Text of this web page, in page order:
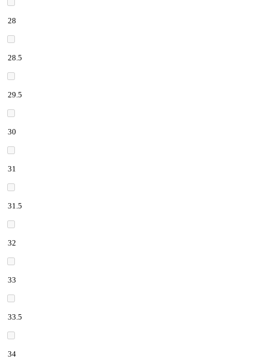
28
28.5
29.5
30
31
31.5
32
33
33.5
34